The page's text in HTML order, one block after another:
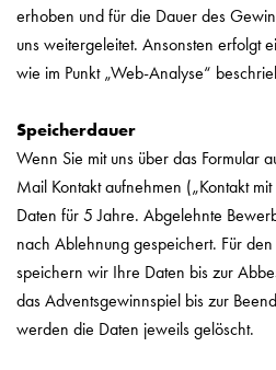
erhoben und für die Dauer des
uns weitergeleitet. Ansonsten erfolgt
wie im Punkt „Web-Analyse“
Speicherdauer
Wenn Sie mit uns über das Formular
Mail Kontakt aufnehmen („Kontakt
Daten für 5 Jahre. Abgelehnte
nach Ablehnung gespeichert. Für
speichern wir Ihre Daten bis zur
das Adventsgewinnspiel bis zur
werden die Daten jeweils gelöscht.